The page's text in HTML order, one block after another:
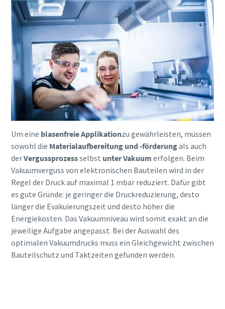
Um eine blasenfreie Applikationzu gewährleisten, müssen
sowohl die Materialaufbereitung und -förderungals auch
derVergussprozessselbst unter Vakuum erfolgen. Beim
Vakuumverguss von elektronischen Bauteilen wird in der
Regel der Druck auf maximal 1 mbar reduziert. Dafür gibt
es gute Gründe: je geringer die Druckreduzierung, desto
länger die Evakuierungszeit und desto höher die
Energiekosten. Das Vakuumniveau wird somit exakt an die
jeweilige Aufgabe angepasst. Bei der Auswahl des
optimalen Vakuumdrucks muss ein Gleichgewicht zwischen
Bauteilschutz und Taktzeiten gefunden werden.